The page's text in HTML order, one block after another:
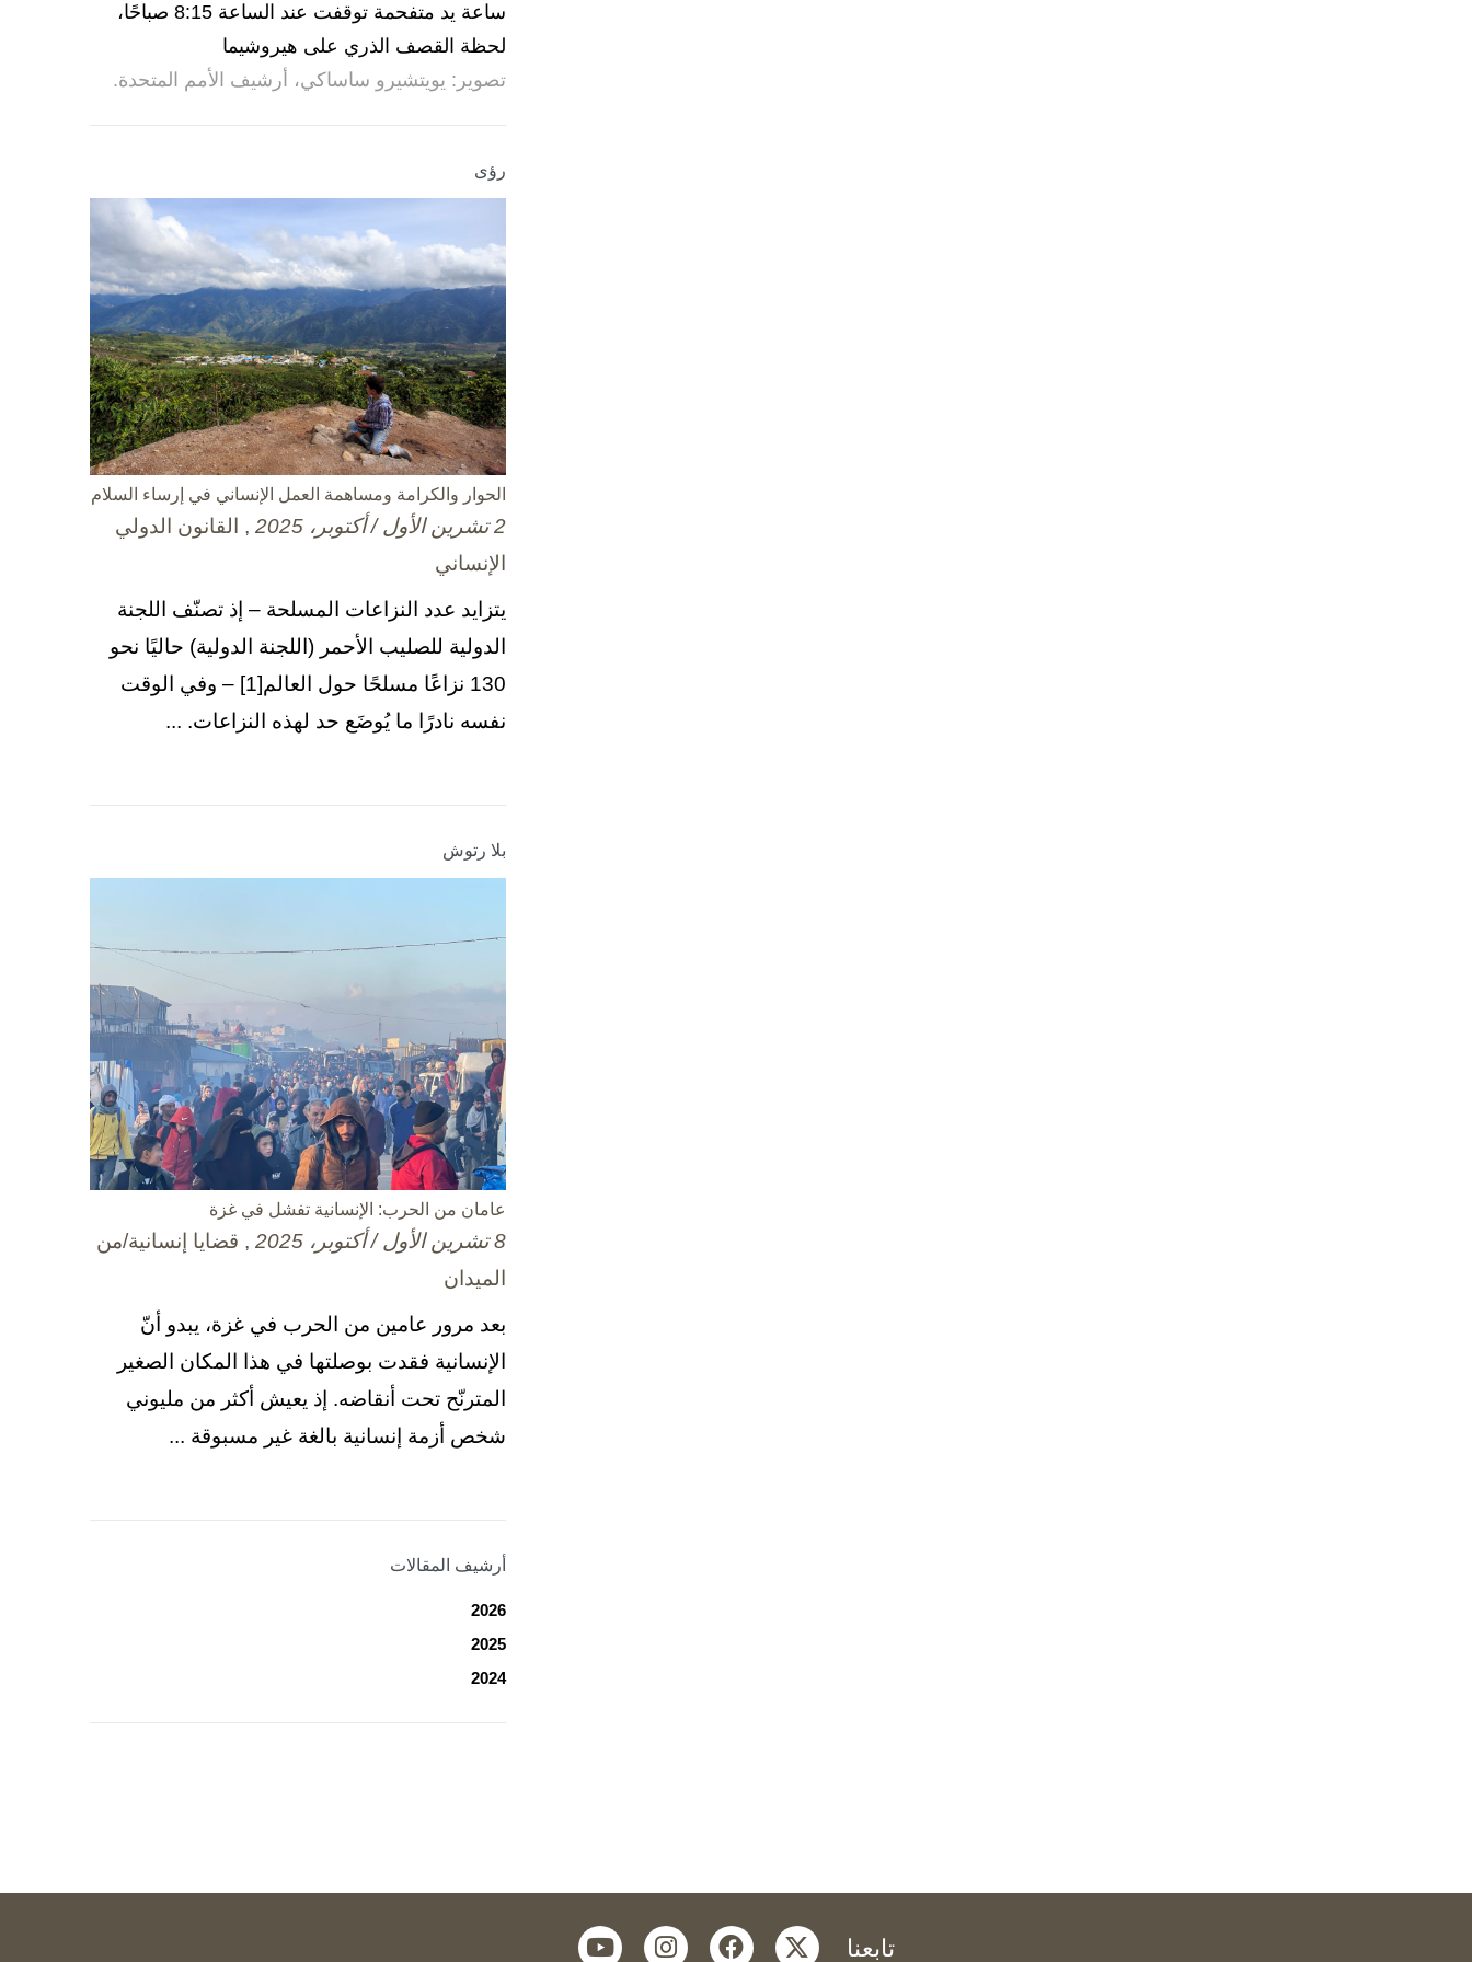
ساعة يد متفحمة توقفت عند الساعة 8:15 صباحًا،
لحظة القصف الذري على هيروشيما
تصوير: يويتشيرو ساساكي، أرشيف الأمم المتحدة.
رؤى
الحوار والكرامة ومساهمة العمل الإنساني في إرساء السلام
2 تشرين الأول / أكتوبر، 2025
, القانون الدولي
الإنساني
يتزايد عدد النزاعات المسلحة – إذ تصنّف اللجنة
الدولية للصليب الأحمر (اللجنة الدولية) حاليًا نحو
130 نزاعًا مسلحًا حول العالم[1] – وفي الوقت
نفسه نادرًا ما يُوضَع حد لهذه النزاعات. ...
بلا رتوش
عامان من الحرب: الإنسانية تفشل في غزة
8 تشرين الأول / أكتوبر، 2025
, قضايا إنسانية/من
الميدان
بعد مرور عامين من الحرب في غزة، يبدو أنّ
الإنسانية فقدت بوصلتها في هذا المكان الصغير
المترنّح تحت أنقاضه. إذ يعيش أكثر من مليوني
شخص أزمة إنسانية بالغة غير مسبوقة ...
أرشيف المقالات
2026
2025
2024
تابعنا twitter
facebook
instagram
youtube